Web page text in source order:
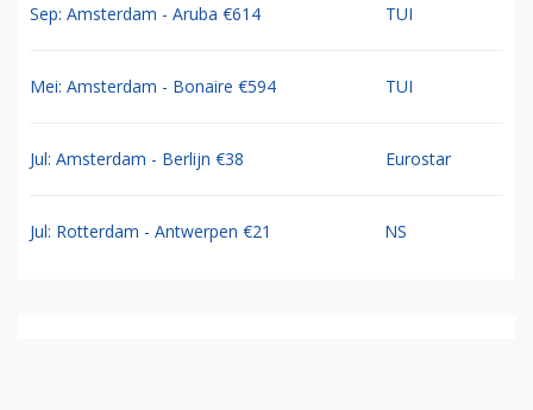
Sep: Amsterdam - Aruba €614 TUI
Mei: Amsterdam - Bonaire €594 TUI
Jul: Amsterdam - Berlijn €38 Eurostar
Jul: Rotterdam - Antwerpen €21 NS